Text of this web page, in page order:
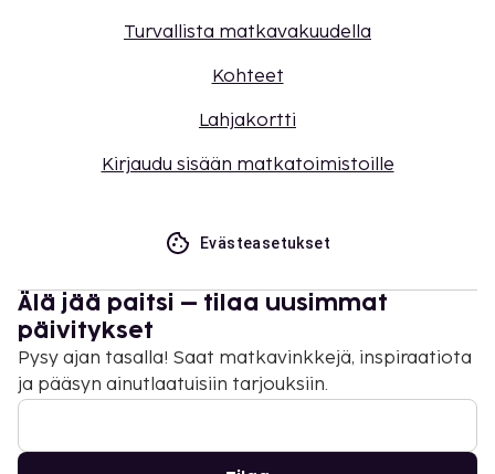
Turvallista matkavakuudella
Kohteet
Lahjakortti
Kirjaudu sisään matkatoimistoille
Evästeasetukset
Älä jää paitsi – tilaa uusimmat
päivitykset
Pysy ajan tasalla! Saat matkavinkkejä, inspiraatiota
ja pääsyn ainutlaatuisiin tarjouksiin.